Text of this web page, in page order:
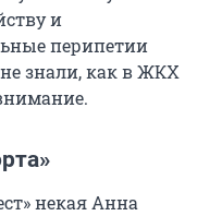
и
перипетии
знали, как в ЖКХ
некая Анна